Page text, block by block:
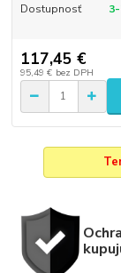
Dostupnosť
117,45 €
95,49 € bez DPH